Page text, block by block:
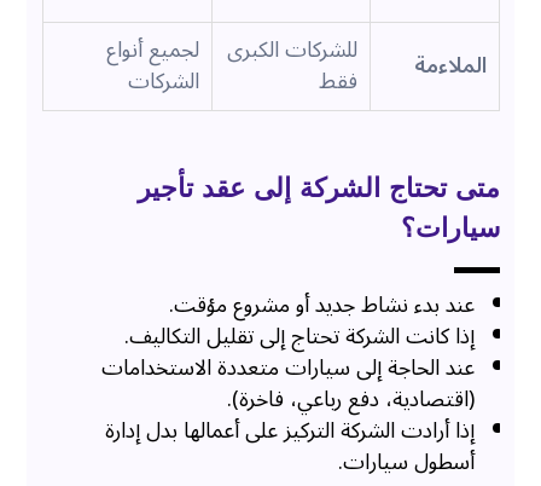
الملاءمة
للشركات الكبرى
فقط
لجميع أنواع
الشركات
متى تحتاج الشركة إلى عقد تأجير
سيارات؟
عند بدء نشاط جديد أو مشروع مؤقت.
إذا كانت الشركة تحتاج إلى تقليل التكاليف.
عند الحاجة إلى سيارات متعددة الاستخدامات
(اقتصادية، دفع رباعي، فاخرة).
إذا أرادت الشركة التركيز على أعمالها بدل إدارة
أسطول سيارات.